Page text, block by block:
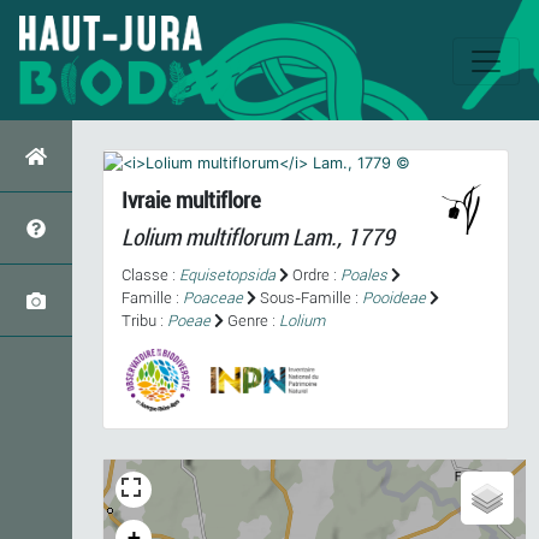
Ivraie multiflore
Lolium multiflorumLam., 1779
Classe : Equisetopsida Ordre : Poales
Famille : Poaceae Sous-Famille : Pooideae
Tribu : Poeae Genre : Lolium